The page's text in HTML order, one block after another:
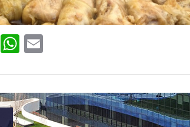
Pinterest
WhatsApp